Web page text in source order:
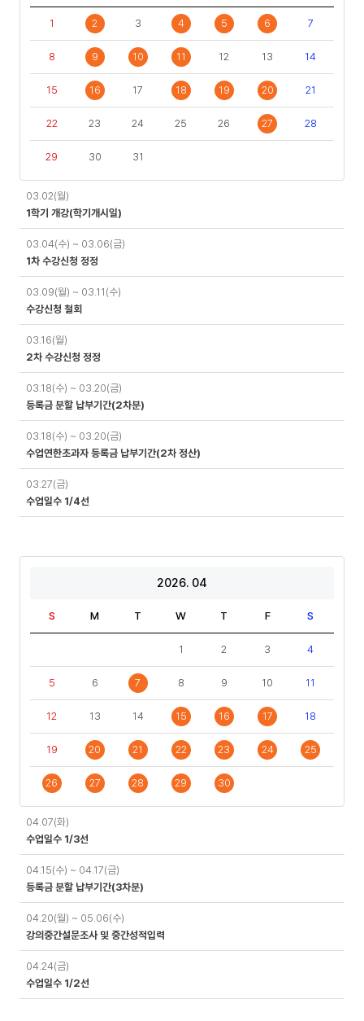
1 2 3 4 5 6 7
8 9 10 11 12 13 14
15 16 17 18 19 20 21
22 23 24 25 26 27 28
29 30 31
03.02(월)
1학기 개강(학기개시일)
03.04(수) ~ 03.06(금)
1차 수강신청 정정
03.09(월) ~ 03.11(수)
수강신청 철회
03.16(월)
2차 수강신청 정정
03.18(수) ~ 03.20(금)
등록금 분할 납부기간(2차분)
03.18(수) ~ 03.20(금)
수업연한초과자 등록금 납부기간(2차 정산)
03.27(금)
수업일수 1/4선
2026. 04
S M T W T F S
1 2 3 4
5 6 7 8 9 10 11
12 13 14 15 16 17 18
19 20 21 22 23 24 25
26 27 28 29 30
04.07(화)
수업일수 1/3선
04.15(수) ~ 04.17(금)
등록금 분할 납부기간(3차분)
04.20(월) ~ 05.06(수)
강의중간설문조사 및 중간성적입력
04.24(금)
수업일수 1/2선